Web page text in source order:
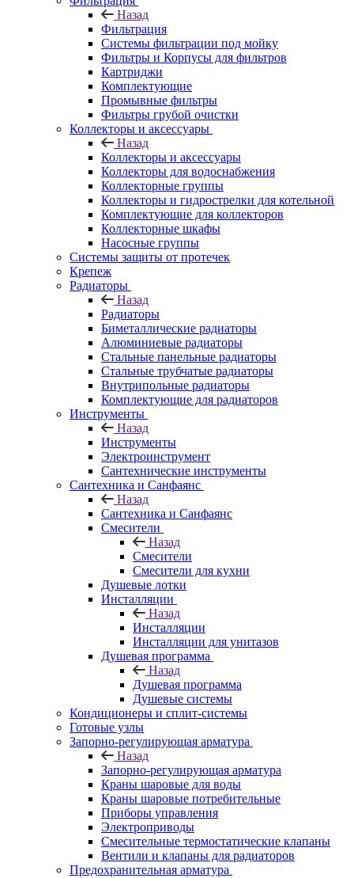
Назад
Фильтрация
Системы фильтрации под мойку
Фильтры и Корпусы для фильтров
Картриджи
Комплектующие
Промывные фильтры
Фильтры грубой очистки
Коллекторы и аксессуары
Назад
Коллекторы и аксессуары
Коллекторы для водоснабжения
Коллекторные группы
Коллекторы и гидрострелки для котельной
Комплектующие для коллекторов
Коллекторные шкафы
Насосные группы
Системы защиты от протечек
Крепеж
Радиаторы
Назад
Радиаторы
Биметаллические радиаторы
Алюминиевые радиаторы
Стальные панельные радиаторы
Стальные трубчатые радиаторы
Внутрипольные радиаторы
Комплектующие для радиаторов
Инструменты
Назад
Инструменты
Электроинструмент
Сантехнические инструменты
Сантехника и Санфаянс
Назад
Сантехника и Санфаянс
Смесители
Назад
Смесители
Смесители для кухни
Душевые лотки
Инсталляции
Назад
Инсталляции
Инсталляции для унитазов
Душевая программа
Назад
Душевая программа
Душевые системы
Кондиционеры и сплит-системы
Готовые узлы
Запорно-регулирующая арматура
Назад
Запорно-регулирующая арматура
Краны шаровые для воды
Краны шаровые потребительные
Приборы управления
Электроприводы
Смесительные термостатические клапаны
Вентили и клапаны для радиаторов
Предохранительная арматура